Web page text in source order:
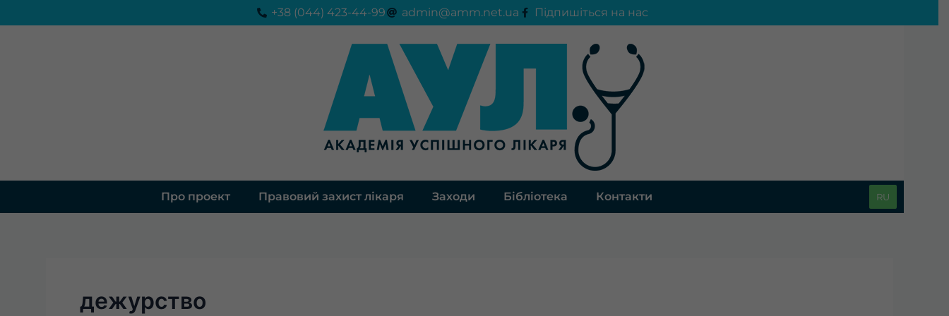
до
+38 (044) 423-44-99 admin@amm.net.ua Підпишіться на нас
Про проект Правовий захист лікаря Заходи Бібліотека Контакти RU
дежурство